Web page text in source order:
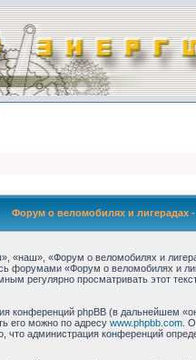
Форум о веломобилях и лигерадах -
«Форум о веломобилях и
форумами «Форум о веломобилях и
регулярно просматривать этот
phpBB (в дальнейшем
его можно по адресу www.phpbb.com .
что администрация конференций